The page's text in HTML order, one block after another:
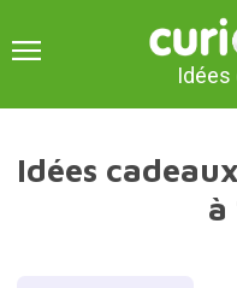
Idées
Idées
à